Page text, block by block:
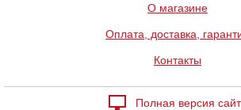
О магазине
Оплата, доставка,
Контакты
Полная версия